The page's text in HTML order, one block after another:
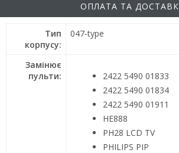
ОПЛАТА ТА
Тип
корпусу:
047-type
Замінює
пульти:
2422 5490 01833
2422 5490 01834
2422 5490 01911
HE888
PH28 LCD TV
PHILIPS PIP